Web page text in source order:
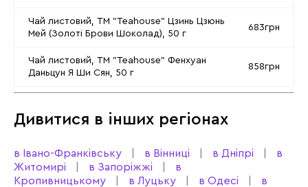
Чай листовий, ТМ "Teahouse" Цзинь Цзюнь
Мей (Золоті Брови Шоколад), 50 г
683грн
Чай листовий, ТМ "Teahouse" Фенхуан
Даньцун Я Ши Сян, 50 г
858грн
Дивитися в інших регіонах
в Івано-Франківську в Вінниці в Дніпрі
в
Житомирі
в Запоріжжі
в
Кропивницькому
в Луцьку в Одесі
в